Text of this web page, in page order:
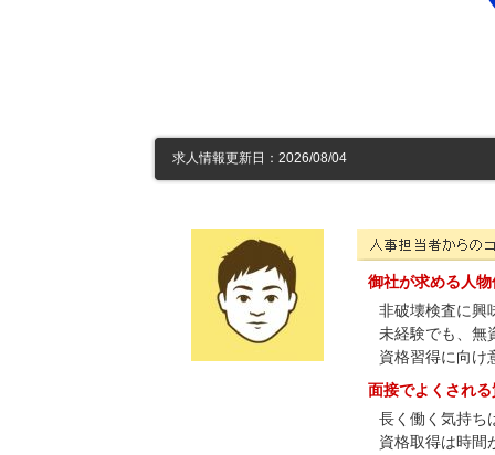
求人情報更新日：2026/08/04
御社が求める人
非破壊検査に興
未経験でも、無
資格習得に向け
面接でよくされ
長く働く気持ち
資格取得は時間